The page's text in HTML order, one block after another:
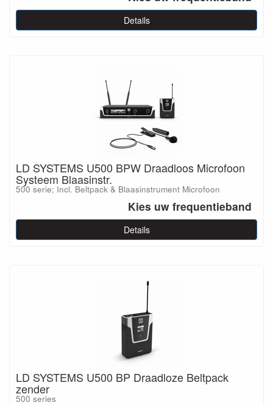
Details
LD SYSTEMS U500 BPW Draadloos Microfoon
Systeem Blaasinstr.
500 serie; Incl. Beltpack & Blaasinstrument Microfoon
Kies uw frequentieband
Details
LD SYSTEMS U500 BP Draadloze Beltpack
zender
500 series